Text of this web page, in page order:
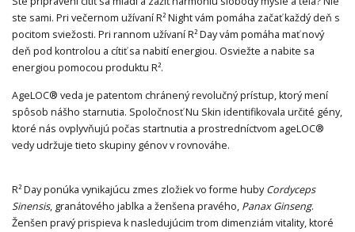
ste sami. Pri večernom užívaní R² Night vám pomáha začať každý deň s
pocitom sviežosti. Pri rannom užívaní R² Day vám pomáha mať nový
deň pod kontrolou a cítiť sa nabití energiou. Osviežte a nabite sa
energiou pomocou produktu R².
AgeLOC® veda je patentom chránený revolučný prístup, ktorý mení
spôsob nášho starnutia. Spoločnosť Nu Skin identifikovala určité gény,
ktoré nás ovplyvňujú počas startnutia a prostredníctvom ageLOC®
vedy udržuje tieto skupiny génov v rovnováhe.
R² Day ponúka vynikajúcu zmes zložiek vo forme hubyCordyceps
Sinensis, granátového jablka a ženšena pravého, Panax Ginseng.
Ženšen pravý prispieva k nasledujúcim trom dimenziám vitality, ktoré